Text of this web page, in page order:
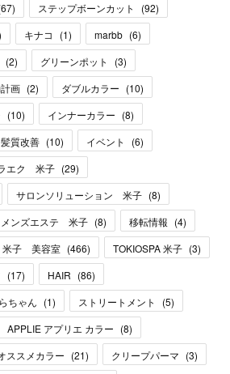
67) ステップボーンカット (92)
キナコ (1) marbb (6)
(2) グリーンポット (3)
画 (2) ダブルカラー (10)
(10) インナーカラー (8)
髪質改善 (10) イベント (6)
エク 米子 (29)
サロンソリューション 米子 (8)
メンズエステ 米子 (8) 移転情報 (4)
米子 美容室 (466) TOKIOSPA 米子 (3)
(17) HAIR (86)
ちゃん (1) ストリートメント (5)
APPLIE アプリエ カラー (8)
ススメカラー (21) クリープパーマ (3)